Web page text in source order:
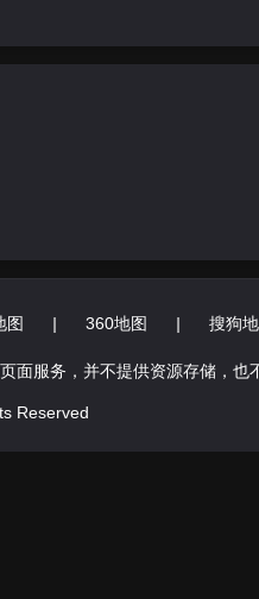
图 | 360地图 | 搜狗
面服务，并不提供资源存储，也
Reserved